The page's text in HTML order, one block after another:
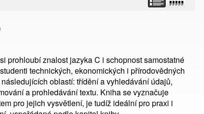
prohloubí znalost jazyka C i schopnost samostatné
technických, ekonomických i přírodovědných
oblastí: třídění a vyhledávání údajů,
a prohledávání textu. Kniha se vyznačuje
pro jejich vysvětlení, je tudíž ideální pro praxi i